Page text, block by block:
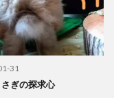
31
ぎの探求心